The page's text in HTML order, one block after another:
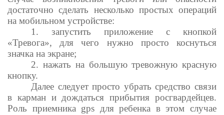
достаточно сделать несколько простых операций
на мобильном устройстве:
1. запустить приложение с кнопкой
«Тревога», для чего нужно просто коснуться
значка на экране;
2. нажать на большую тревожную красную
кнопку.
Далее следует просто убрать средство связи
в карман и дождаться прибытия росгвардейцев.
Роль приемника gps для ребенка в этом случае